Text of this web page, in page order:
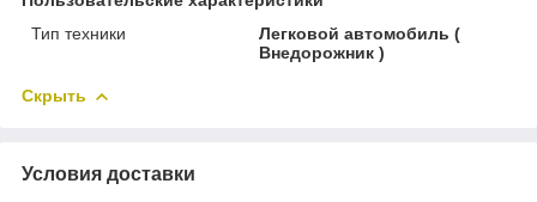
Тип техники
Легковой автомобиль (
Внедорожник )
Скрыть
Условия доставки